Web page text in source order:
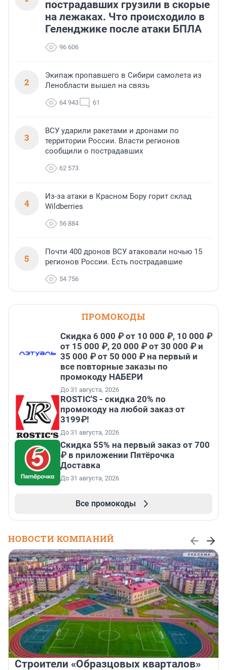
пострадавших грузили в скорые
на лежаках. Что происходило в
Геленджике после атаки БПЛА
96 606
2
Экипаж пропавшего в Сибири самолета из
Ленобласти вышел на связь
64 943 61
3
ВСУ ударили ракетами и дронами по
территории России. Власти регионов
сообщили о пострадавших
62 573
4
Из-за атаки в Красном Бору горит склад
Wildberries
56 884
5
Почти 400 дронов ВСУ атаковали ночью 15
регионов России. Есть пострадавшие
54 756
ПРОМОКОДЫ
Скидка 6 000 ₽ от 10 000 ₽, 10 000 ₽
от 15 000 ₽, 20 000 ₽ от 30 000 ₽ и
35 000 ₽ от 50 000 ₽ на первый и
все повторные заказы по
промокоду НАБЕРИ
До 31 августа, 2026
ROSTIC'S - скидка 20% по
промокоду на любой заказ от
3199₽!
До 31 августа, 2026
Скидка 55% на первый заказ от 700
₽ в приложении Пятёрочка
Доставка
До 31 августа, 2026
Все промокоды
НОВОСТИ КОМПАНИЙ
Строители «Образцовых кварталов»